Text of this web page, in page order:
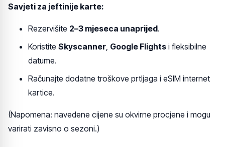
Savjeti za jeftinije karte:
Rezervišite 2–3 mjeseca unaprijed.
Koristite Skyscanner, Google Flights i fleksibilne
datume.
Računajte dodatne troškove prtljaga i eSIM internet
kartice.
(Napomena: navedene cijene su okvirne procjene i mogu
varirati zavisno o sezoni.)